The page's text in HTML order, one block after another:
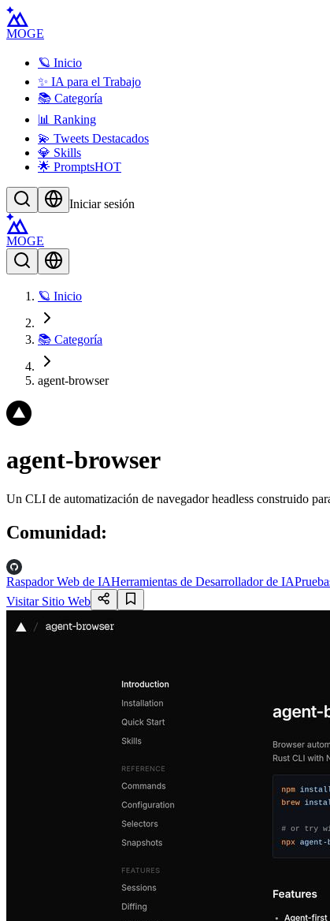
MOGE
🪐 Inicio
✨ IA para el Trabajo
📚 Categoría
📊 Ranking
💫 Tweets Destacados
💎 Skills
🌟 PromptsHOT
Iniciar sesión
MOGE
🪐 Inicio
📚 Categoría
agent-browser
agent-browser
Un CLI de automatización de navegador headless construido
Comunidad:
Raspador Web de IAHerramientas de Desarrollador de IA
Visitar Sitio Web